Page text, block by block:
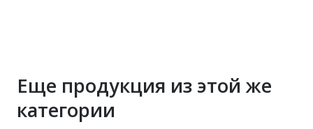
Еще продукция из этой же
категории